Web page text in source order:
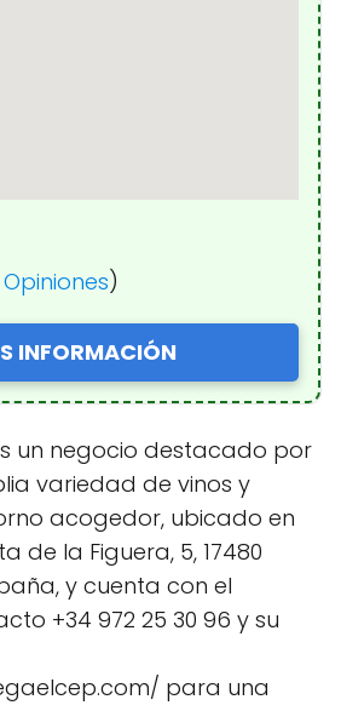
)
INFORMACIÓN
un negocio destacado por
variedad de vinos y
acogedor, ubicado en
de la Figuera, 5, 17480
y cuenta con el
+34 972 25 30 96 y su
para una